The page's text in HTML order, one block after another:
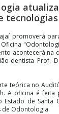
promoverá
acontecerá na
dentista Prof.
teórica no
A oficina é feita
de Santa
de Odontologia.